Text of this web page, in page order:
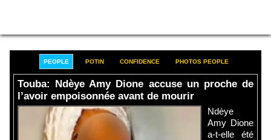
PEOPLE POTIN CONFIDENCE PHOTOS PEOPLE
Touba: Ndèye Amy Dione accuse un proche de
l’avoir empoisonnée avant de mourir
Ndèye
Amy Dione
a-t-elle été